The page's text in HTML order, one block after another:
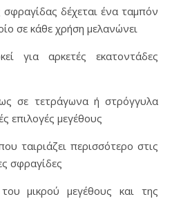
δέχεται ένα ταμπόν
σε κάθε χρήση μελανώνει
για αρκετές εκατοντάδες
σε τετράγωνα ή στρόγγυλα
επιλογές μεγέθους
ταιριάζει περισσότερο στις
σφραγίδες
μικρού μεγέθους και της